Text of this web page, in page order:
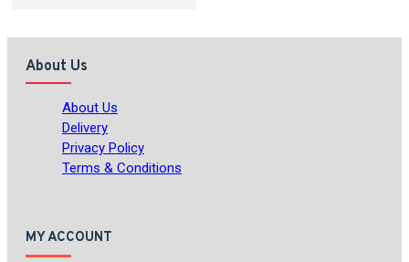
About Us
About Us
Delivery
Privacy Policy
Terms & Conditions
MY ACCOUNT